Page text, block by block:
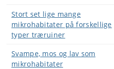
Stort set lige mange
mikrohabitater på forskellige
typer træruiner
Svampe, mos og lav som
mikrohabitater